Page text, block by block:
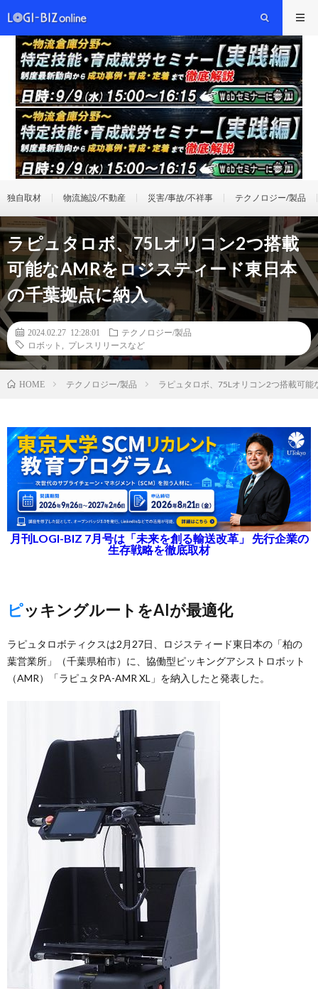
独自取材 物流施設/不動産 災害/事故/不祥事 テクノロジー/製品
ラピュタロボ、75Lオリコン2つ搭載
可能なAMRをロジスティード東日本
の千葉拠点に納入
2024.02.27 12:28:01
テクノロジー/製品
ロボット
プレスリリースなど
HOME テクノロジー/製品 ラピュタロボ、75Lオリコン2つ搭載可
月刊LOGI-BIZ 7月号は「未来を創る輸送改革」 先行企業の
生存戦略を徹底取材
ピッキングルートをAIが最適化
ラピュタロボティクスは2月27日、ロジスティード東日本の「柏の
葉営業所」（千葉県柏市）に、協働型ピッキングアシストロボット
（AMR）「ラピュタPA-AMR XL」を納入したと発表した。